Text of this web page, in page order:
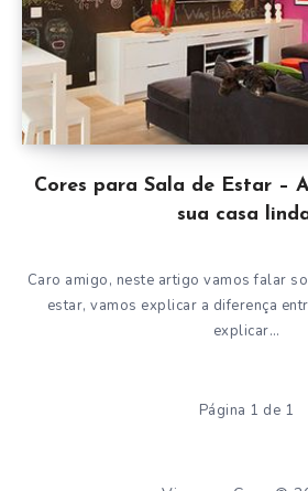
Cores para Sala de Estar –
sua casa
Caro amigo, neste artigo vamos falar
estar, vamos explicar a diferença
explicar…
Página 1 de 1